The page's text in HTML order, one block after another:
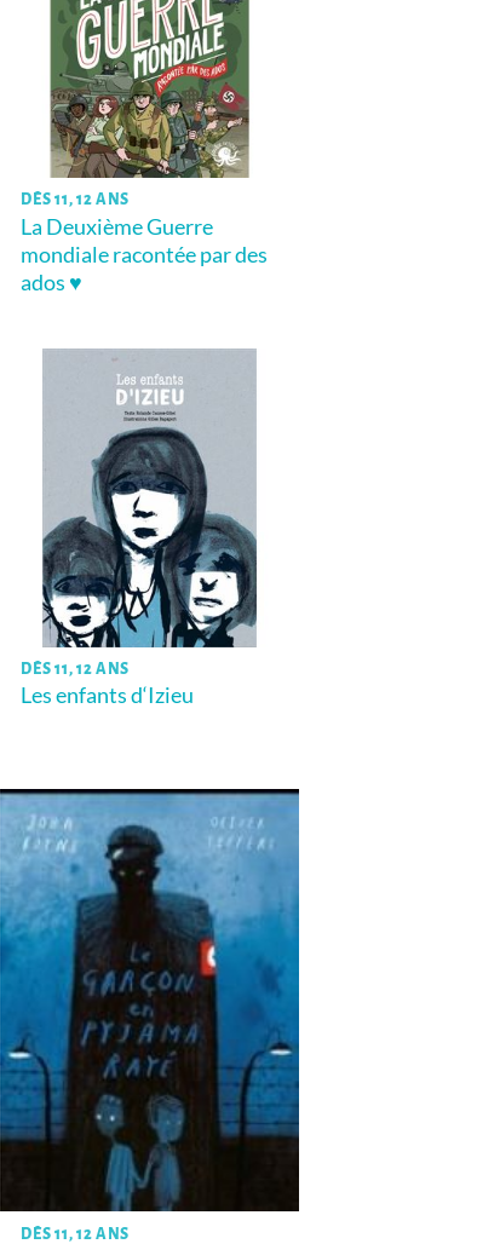
DÈS 11, 12 ANS
La Deuxième Guerre
mondiale racontée par des
ados ♥
DÈS 11, 12 ANS
Les enfants d‘Izieu
DÈS 11, 12 ANS